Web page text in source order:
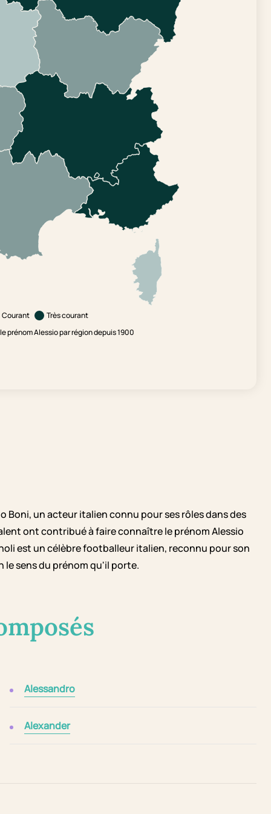
Courant
Très courant
prénom Alessio par région depuis 1900
Boni, un acteur italien connu pour ses rôles dans des
ont contribué à faire connaître le prénom Alessio
est un célèbre footballeur italien, reconnu pour son
sens du prénom qu'il porte.
Alessandro
Alexander